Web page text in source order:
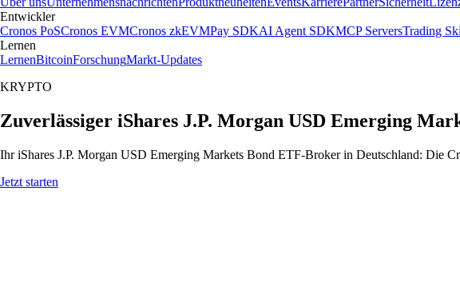
Entwickler
Cronos PoSCronos EVMCronos zkEVMPay SDKAI Agent SDKMCP ServersTrading
Lernen
LernenBitcoinForschungMarkt-Updates
KRYPTO
Zuverlässiger iShares J.P. Morgan USD Emerging
Ihr iShares J.P. Morgan USD Emerging Markets Bond ETF-Broker in Deutschland: Die
Jetzt starten